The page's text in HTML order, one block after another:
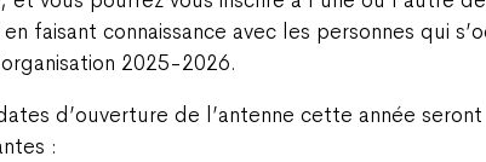
faisant connaissance avec les personnes qui
2025-2026.
d’ouverture de l’antenne cette année
: